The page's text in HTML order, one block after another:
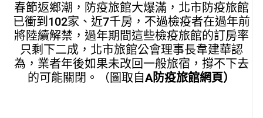
春節返鄉潮，防疫旅館大爆滿，北市防疫旅館
已衝到102家、近7千房，不過檢疫者在過年前
將陸續解禁，過年期間這些檢疫旅館的訂房率
只剩下二成，北市旅館公會理事長韋建華認
為，業者年後如果未改回一般旅宿，撐不下去
的可能關閉。（圖取自A防疫旅館網頁）